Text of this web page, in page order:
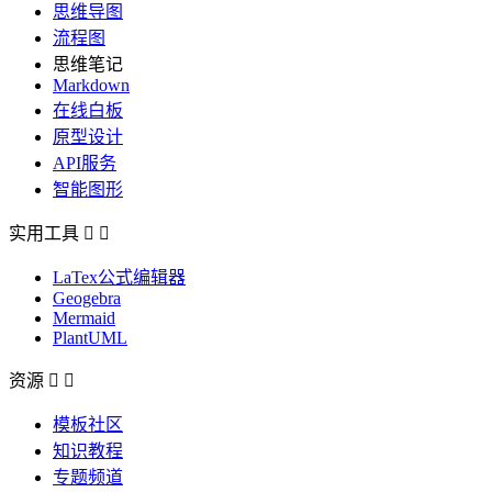
思维导图
流程图
思维笔记
Markdown
在线白板
原型设计
API服务
智能图形
实用工具  
LaTex公式编辑器
Geogebra
Mermaid
PlantUML
资源  
模板社区
知识教程
专题频道